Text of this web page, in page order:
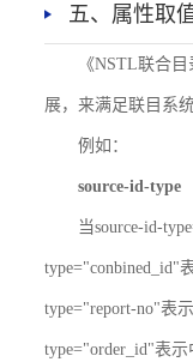
五、属性取
《NSTL联合
展，来满足联目系
例如：
source-id-type
当source-id-
type="conbined_id"
type="report-no"表
type="order_id"表示